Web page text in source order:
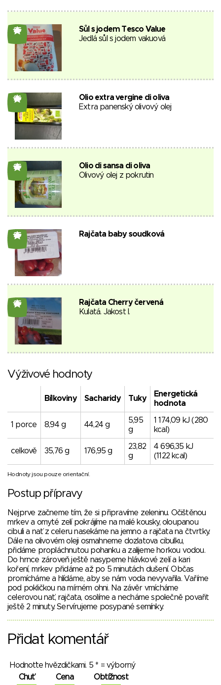
25
Sůl s jodem Tesco Value
Jedlá sůl s jodem vakuová
26
Olio extra vergine di oliva
Extra panenský olivový olej
25
Olio di sansa di oliva
Olivový olej z pokrutin
25 Rajčata baby soudková
25
Rajčata Cherry červená
Kulatá. Jakost I.
Výživové hodnoty
Bílkoviny Sacharidy Tuky
Energetická
hodnota
1 porce 8,94 g 44,24 g
5,95
g
1 174,09 kJ (280
kcal)
celkově 35,76 g 176,95 g
23,82
g
4 696,35 kJ
(1122 kcal)
Hodnoty jsou pouze orientační.
Postup přípravy
Nejprve začneme tím, že si připravíme zeleninu. Očištěnou
mrkev a omyté zelí pokrájíme na malé kousky, oloupanou
cibuli a nať z celeru nasekáme na jemno a rajčata na čtvrtky.
Dále na olivovém oleji osmahneme dozlatova cibulku,
přidáme propláchnutou pohanku a zalijeme horkou vodou.
Do hrnce zároveň ještě nasypeme hlávkové zelí a kari
koření, mrkev přidáme až po 5 minutách dušení. Občas
promícháme a hlídáme, aby se nám voda nevyvařila. Vaříme
pod pokličkou na mírném ohni. Na závěr vmícháme
celerovou nať, rajčata, osolíme a necháme společně povařit
ještě 2 minuty. Servírujeme posypané semínky.
Přidat komentář
Hodnoťte hvězdičkami. 5 * = výborný
Chuť
Cena Obtížnost